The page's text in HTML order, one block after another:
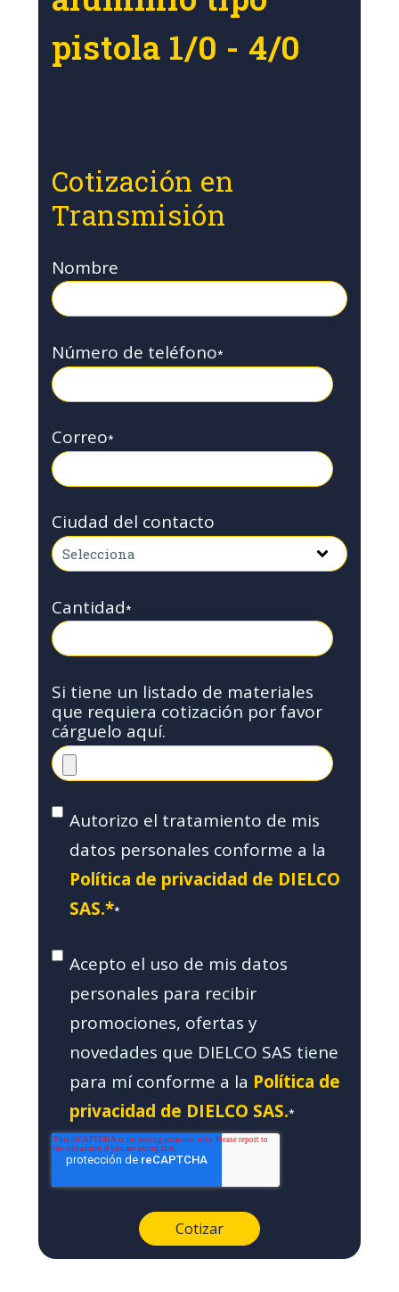
pistola 1/0 - 4/0
Cotización en
Transmisión
Nombre
Número de teléfono*
Correo*
Ciudad del contacto
Cantidad*
Si tiene un listado de materiales
que requiera cotización por favor
cárguelo aquí.
Autorizo el tratamiento de mis
datos personales conforme a la
Política de privacidad de DIELCO
SAS.**
Acepto el uso de mis datos
personales para recibir
promociones, ofertas y
novedades que DIELCO SAS tiene
para mí conforme a la Política de
privacidad de DIELCO SAS.*